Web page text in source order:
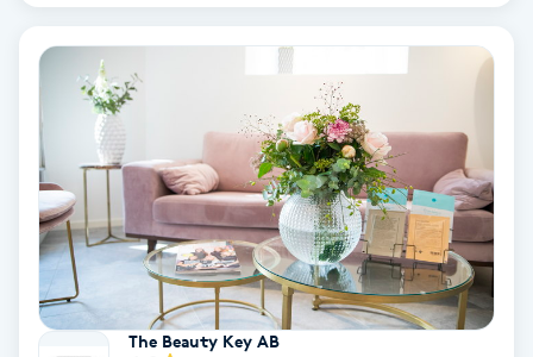
Brynformning
Brynfärgning
Brynplockning
Bröllopsuppsättning
The Beauty Key AB